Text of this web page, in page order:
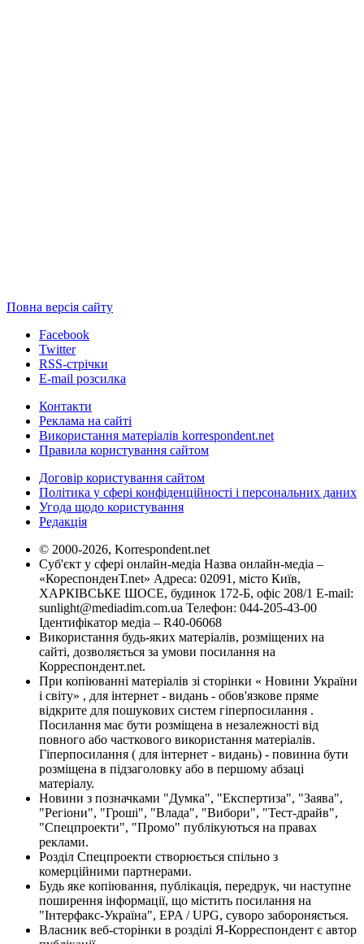
Повна версія сайту
Facebook
Twitter
RSS-стрічки
E-mail розсилка
Контакти
Реклама на сайті
Використання матеріалів korrespondent.net
Правила користування сайтом
Договір користування сайтом
Політика у сфері конфіденційності і персональних даних
Угода щодо користування
Редакція
© 2000-2026, Korrespondent.net
Суб'єкт у сфері онлайн-медіа Назва онлайн-медіа –
«КореспонденТ.net» Адреса: 02091, місто Київ,
ХАРКІВСЬКЕ ШОСЕ, будинок 172-Б, офіс 208/1 E-mail:
sunlight@mediadim.com.ua Телефон: 044-205-43-00
Ідентифікатор медіа – R40-06068
Використання будь-яких матеріалів, розміщених на
сайті, дозволяється за умови посилання на
Корреспондент.net.
При копіюванні матеріалів зі сторінки « Новини України
і світу» , для інтернет - видань - обов'язкове пряме
відкрите для пошукових систем гіперпосилання .
Посилання має бути розміщена в незалежності від
повного або часткового використання матеріалів.
Гіперпосилання ( для інтернет - видань) - повинна бути
розміщена в підзаголовку або в першому абзаці
матеріалу.
Новини з позначками "Думка", "Експертиза", "Заява",
"Регіони", "Гроші", "Влада", "Вибори", "Тест-драйв",
"Спецпроекти", "Промо" публікуються на правах
реклами.
Розділ Спецпроекти створюється спільно з
комерційними партнерами.
Будь яке копіювання, публікація, передрук, чи наступне
поширення інформації, що містить посилання на
"Інтерфакс-Україна", EPA / UPG, суворо забороняється.
Власник веб-сторінки в розділі Я-Корреспондент є автор